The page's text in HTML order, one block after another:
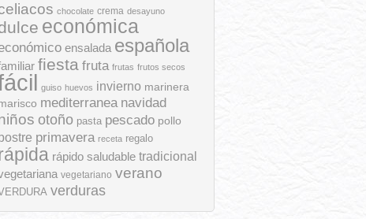
chocolate crema desayuno
económica
ensalada española
fiesta fruta frutas frutos secos
guiso huevos invierno marinera
mediterranea navidad
otoño pasta pescado pollo
primavera receta regalo
rápido saludable tradicional
vegetariano verano
verduras